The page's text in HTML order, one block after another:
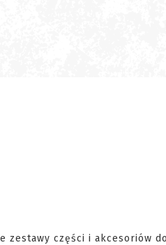
zestawy części i akcesoriów